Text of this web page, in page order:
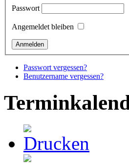
Passwort
Angemeldet bleiben
Passwort vergessen?
Benutzername vergessen?